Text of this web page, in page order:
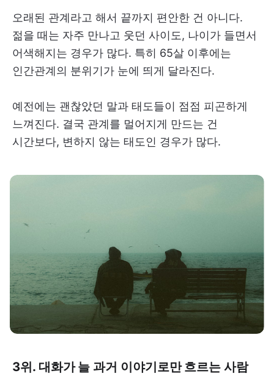
오래된 관계라고 해서 끝까지 편안한 건 아니다.
젊을 때는 자주 만나고 웃던 사이도, 나이가 들면서
어색해지는 경우가 많다. 특히 65살 이후에는
인간관계의 분위기가 눈에 띄게 달라진다.
예전에는 괜찮았던 말과 태도들이 점점 피곤하게
느껴진다. 결국 관계를 멀어지게 만드는 건
시간보다, 변하지 않는 태도인 경우가 많다.
3위. 대화가 늘 과거 이야기로만 흐르는 사람